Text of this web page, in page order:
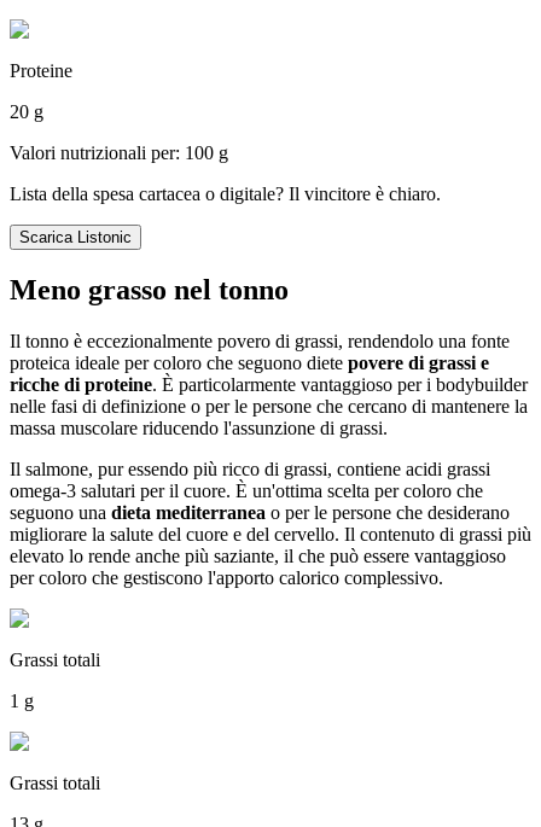
Proteine
20 g
Valori nutrizionali per: 100 g
Lista della spesa cartacea o digitale? Il vincitore è chiaro.
Scarica Listonic
Meno grasso nel tonno
Il tonno è eccezionalmente povero di grassi, rendendolo una fonte
proteica ideale per coloro che seguono diete povere di grassi e
ricche di proteine. È particolarmente vantaggioso per i bodybuilder
nelle fasi di definizione o per le persone che cercano di mantenere la
massa muscolare riducendo l'assunzione di grassi.
Il salmone, pur essendo più ricco di grassi, contiene acidi grassi
omega-3 salutari per il cuore. È un'ottima scelta per coloro che
seguono una dieta mediterranea o per le persone che desiderano
migliorare la salute del cuore e del cervello. Il contenuto di grassi più
elevato lo rende anche più saziante, il che può essere vantaggioso
per coloro che gestiscono l'apporto calorico complessivo.
Grassi totali
1 g
Grassi totali